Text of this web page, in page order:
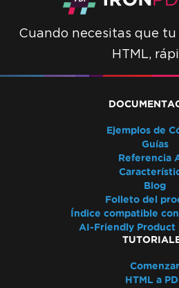
Cuando necesitas que tu
HTML,
Ejemplos de
Guías
Referencia
Blog
Folleto del
Índice compatible
AI-Friendly Product
Comenzar
HTML a